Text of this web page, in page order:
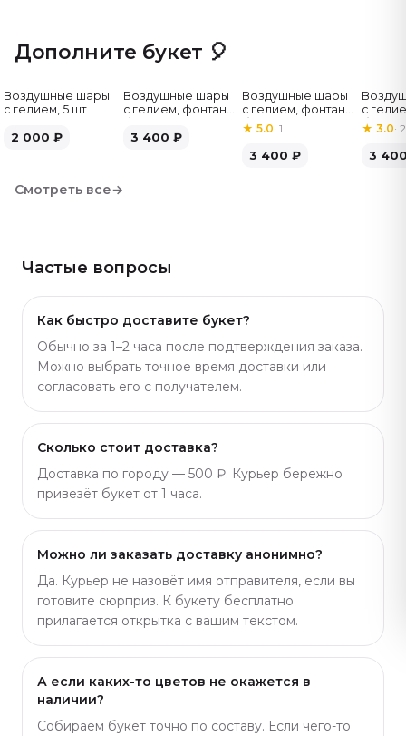
Дополните букет 🎈
Воздушные шары
с гелием, 5 шт
2 000 ₽
Воздушные шары
с гелием, фонтан,
шт
3 400 ₽
Воздушные шары
с гелием, фонтан,
бело-розовые, 7
шт
★5.0·1
3 400 ₽
с
бело-
★ 3.0· 2
3
Смотреть все→
Частые вопросы
Как быстро доставите букет?
Обычно за 1–2 часа после подтверждения заказа.
Можно выбрать точное время доставки или
согласовать его с получателем.
Сколько стоит доставка?
Доставка по городу — 500 ₽. Курьер бережно
привезёт букет от 1 часа.
Можно ли заказать доставку анонимно?
Да. Курьер не назовёт имя отправителя, если вы
готовите сюрприз. К букету бесплатно
прилагается открытка с вашим текстом.
А если каких-то цветов не окажется в
наличии?
Собираем букет точно по составу. Если чего-то